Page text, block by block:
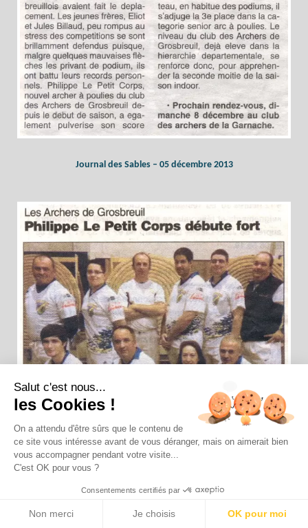
Journal des Sables – 05 décembre 2013
Salut c'est nous...
les Cookies !
On a attendu d'être sûrs que le contenu de
ce site vous intéresse avant de vous déranger, mais on aimerait bien
vous accompagner pendant votre visite...
C'est OK pour vous ?
Consentements certifiés par
Non merci Je choisis OK pour moi